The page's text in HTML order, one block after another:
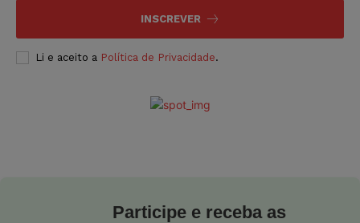
INSCREVER
Li e aceito a Política de Privacidade.
Participe e receba as